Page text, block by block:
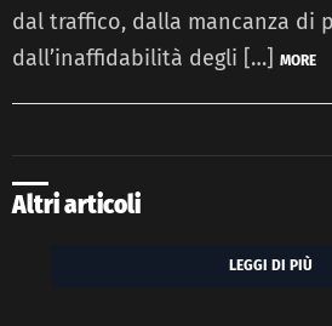
dal traffico, dalla mancanza di
dall’inaffidabilità degli […] MORE
Altri articoli
LEGGI DI PIÙ